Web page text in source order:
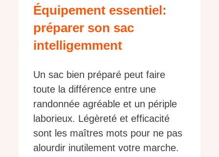
Équipement essentiel:
préparer son sac
intelligemment
Un sac bien préparé peut faire
toute la différence entre une
randonnée agréable et un périple
laborieux. Légèreté et efficacité
sont les maîtres mots pour ne pas
alourdir inutilement votre marche.